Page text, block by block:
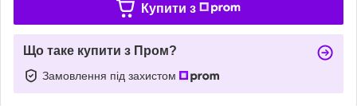
Купити з
Що таке купити з Пром?
Замовлення під захистом